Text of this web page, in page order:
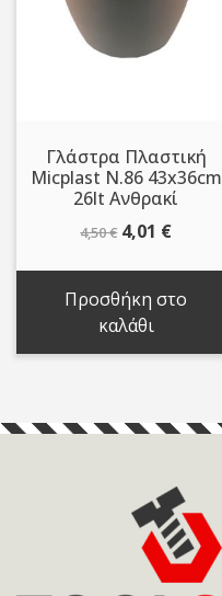
Γλάστρα Πλαστική
Micplast N.86 43x36cm
26lt Ανθρακί
4,50€ Original
4,50 €.
4,01 €Η
είναι:
Προσθήκη στο
καλάθι